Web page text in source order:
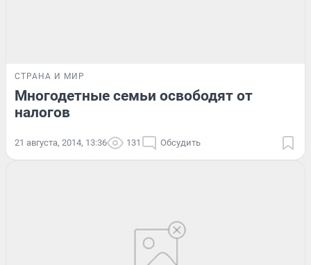
СТРАНА И МИР
Многодетные семьи освободят от
налогов
21 августа, 2014, 13:36 131 Обсудить